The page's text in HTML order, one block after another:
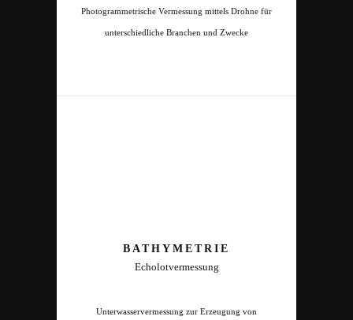
Photogrammetrische Vermessung mittels Drohne für
unterschiedliche Branchen und Zwecke
BATHYMETRIE
Echolotvermessung
Unterwasservermessung zur Erzeugung von